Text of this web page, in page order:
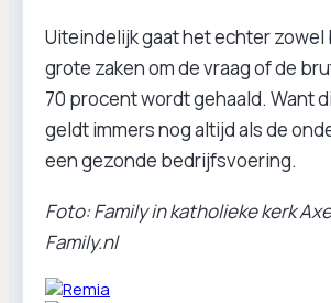
Uiteindelijk gaat het echter zowel
grote zaken om de vraag of de
70 procent wordt gehaald. Want
geldt immers nog altijd als de
een gezonde bedrijfsvoering.
Foto: Family in katholieke kerk
Family.nl